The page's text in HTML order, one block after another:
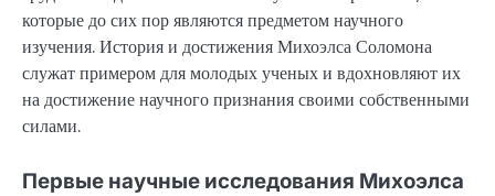
которые до сих пор являются предметом научного
изучения. История и достижения Михоэлса Соломона
служат примером для молодых ученых и вдохновляют их
на достижение научного признания своими собственными
силами.
Первые научные исследования Михоэлса